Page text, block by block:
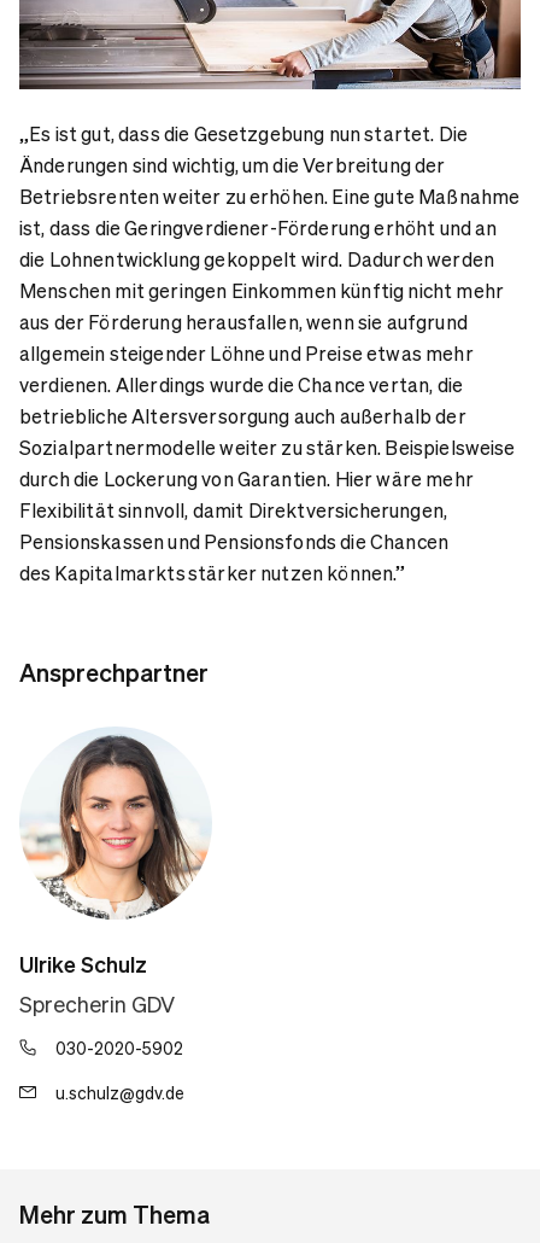
„Es ist gut, dass die Gesetzgebung nun startet. Die
Änderungen sind wichtig, um die Verbreitung der
Betriebsrenten weiter zu erhöhen. Eine gute Maßnahme
ist, dass die Geringverdiener-Förderung erhöht und an
die Lohnentwicklung gekoppelt wird. Dadurch werden
Menschen mit geringen Einkommen künftig nicht mehr
aus der Förderung herausfallen, wenn sie aufgrund
allgemein steigender Löhne und Preise etwas mehr
verdienen. Allerdings wurde die Chance vertan, die
betriebliche Altersversorgung auch außerhalb der
Sozialpartnermodelle weiter zu stärken. Beispielsweise
durch die Lockerung von Garantien. Hier wäre mehr
Flexibilität sinnvoll, damit Direktversicherungen,
Pensionskassen und Pensionsfonds die Chancen
des Kapitalmarkts stärker nutzen können.”
Ansprechpartner
Ulrike Schulz
Sprecherin GDV
030-2020-5902
u.schulz@gdv.de
Mehr zum Thema